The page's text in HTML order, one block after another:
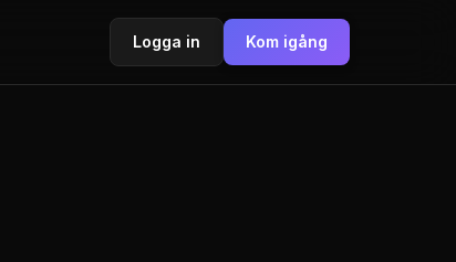
Logga in Kom igång